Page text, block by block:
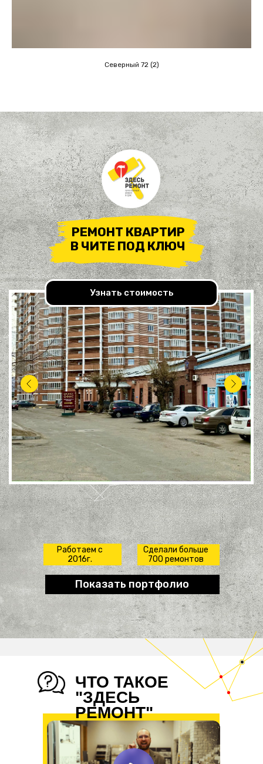
Северный 72 (2)
РЕМОНТ КВАРТИР
В ЧИТЕ ПОД КЛЮЧ
Узнать стоимость
Показать портфолио
Работаем с
2016г.
Сделали больше
700 ремонтов
ЧТО ТАКОЕ
"ЗДЕСЬ
РЕМОНТ"